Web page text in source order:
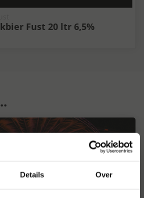
Details Over
Fust 20 ltr 6,5%